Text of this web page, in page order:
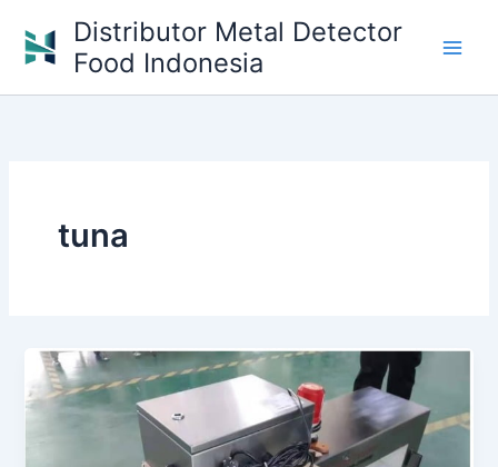
content
Distributor Metal Detector
Food Indonesia
tuna